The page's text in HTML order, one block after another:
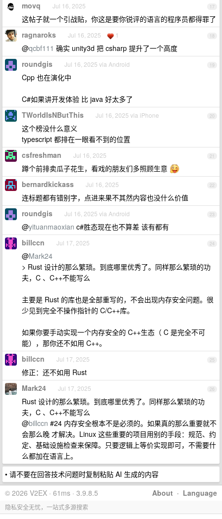
17
movq Jul 16, 2025
这帖子就一个引战贴，你这是要你锐评的语言的程序员都得罪了
18
ragnaroks Jul 16, 2025 1
@qcbf111 确实 unity3d 把 csharp 提升了一个高度
19
roundgis Jul 16, 2025 via Android
Cpp 也在演化中
C#如果讲开发体验 比 java 好太多了
20
TWorldIsNButThis Jul 16, 2025 via iPhone
这个榜没什么意义
typescript 都排在一眼看不到的位置
21
csfreshman Jul 16, 2025
蹲个前排卖瓜子花生，看戏的朋友们多照顾生意
22
bernardkickass Jul 16, 2025
连标题都有错别字，点进来果不其然内容也没什么价值
23
roundgis Jul 16, 2025 via Android
@yituanmaoxian c#胜态现在也不算差 该有都有
24
billccn Jul 17, 2025
@Mark24
> Rust 设计的那么繁琐。到底哪里优秀了。同样那么繁琐的功
夫，C 、C++不能写么
主要是 Rust 的库也是全部重写的，不会出现内存安全问题。很
少见到完全不操作指针的 C/C++库。
如果你要手动实现一个内存安全的 C++生态（ C 是完全不可
能），那你还不如用 C++。
25
billccn Jul 17, 2025
修正：还不如用 Rust
26
Mark24 Jul 17, 2025
Rust 设计的那么繁琐。到底哪里优秀了。同样那么繁琐的功
夫，C 、C++不能写么
@billccn #24 内存安全根本不是必须的。如果真的那么重要就不
会那么晚 才解决。Linux 这些重要的项目用别的手段：规范、约
定、基础设施检查来保障。只要逻辑上等价实现即可，不需要什
么都加在语言上。
• 请不要在回答技术问题时复制粘贴 AI 生成的内容
About · Language
© 2026 V2EX · 61ms · 3.9.8.5
隐私安全无忧，一站式多源搜索